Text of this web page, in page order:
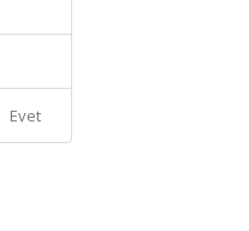
Evet